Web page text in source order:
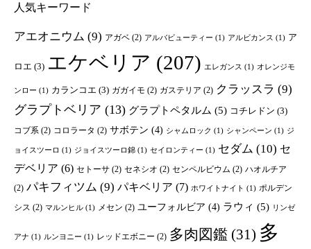
人気キーワード
アエオニウム (9) アガベ (2) アルバビューティー (1) アルビカンス (1) ア
ロエ (3) エケベリア (207) エレガンス (1) オレンジモ
ンロー (1) カランコエ (3) ガガイモ (2) ガステリア (2) クラッスラ (9)
グラプトベリア (13) グラプトペタルム (5) コチレドン (3)
コブ系 (2) コロラータ (2) サボテン (4) シャムロック (1) シャンペーン (1) ジ
ョイスツーロ (1) ジョイスツーロ錦 (1) セイロンティー (1) セダム (10) セ
デベリア (6) セトーサ (2) セネシオ (2) センペルビウム (2) ハオルチア
(2) パキフィツム (9) パキベリア (7) ホワイトナイト (1) ポルデン
シス (2) マルンヒル (1) メセン (2) ユーフォルビア (4) ラウィ (5) リンゼ
アナ (1) ルンヨニー (1) レッドエボニー (2) 多肉図鑑 (31) 多